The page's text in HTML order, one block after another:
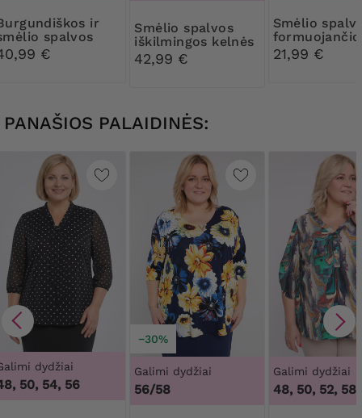
ir
spalvos
rašto
€
Smėlio spalvos
iškilmingos kelnės
42,99 €
Smėlio spalvos
kelnaitės su
nėriniais
21,99 €
PANAŠIOS PALAIDINĖS:
dydžiai
50, 54, 56
−30%
Galimi dydžiai
56/58
Galimi dydžiai
48, 50, 52, 58